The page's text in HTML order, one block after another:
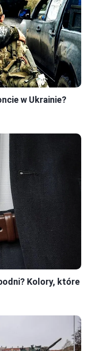
w Ukrainie?
Kolory, które